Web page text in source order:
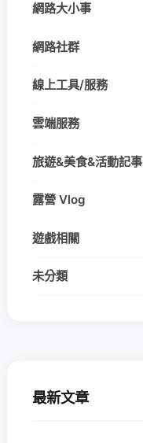
網路大小事
網路社群
線上工具/服務
雲端服務
旅遊&美食&活動記事
露營 Vlog
遊戲相關
未分類
最新文章